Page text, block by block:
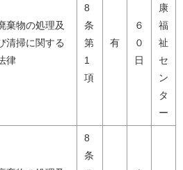
棄物の処理及
清掃に関する
律
8
条
第
1
項
有
６
０
日
康
福
祉
セ
ン
タ
ー
8
条